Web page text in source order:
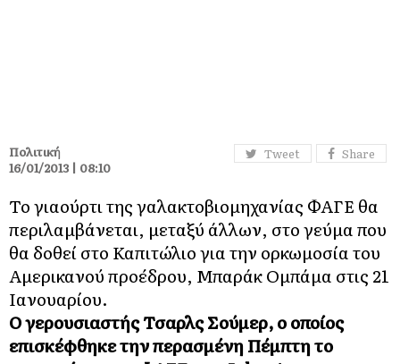
Tweet Share
Πολιτική
16/01/2013 | 08:10
Το γιαούρτι της γαλακτοβιομηχανίας ΦΑΓΕ θα
περιλαμβάνεται, μεταξύ άλλων, στο γεύμα που
θα δοθεί στο Καπιτώλιο για την ορκωμοσία του
Αμερικανού προέδρου, Μπαράκ Ομπάμα στις 21
Ιανουαρίου.
Ο γερουσιαστής Τσαρλς Σούμερ, ο οποίος
επισκέφθηκε την περασμένη Πέμπτη το